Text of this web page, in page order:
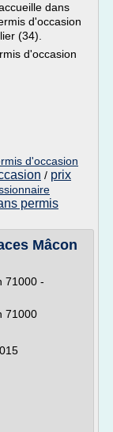
dans
d'occasion
(34).
d'occasion
d'occasion
/ prix
permis
Mâcon
71000 -
71000